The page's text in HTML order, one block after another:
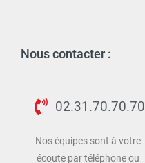
Nous contacter :
02.31.70.70.70
Nos équipes sont à votre
écoute par téléphone ou